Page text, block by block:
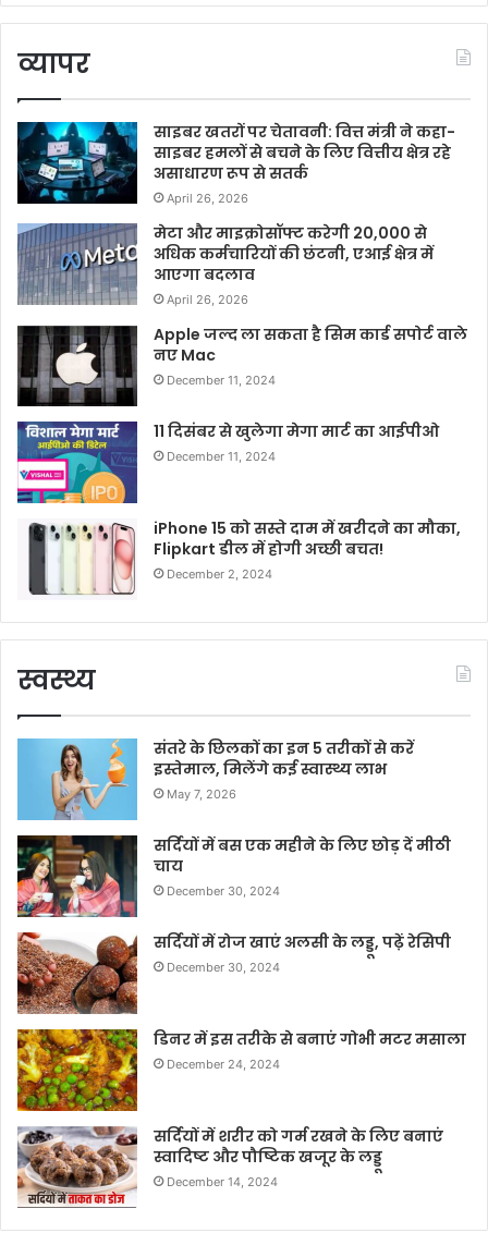
व्यापर
साइबर खतरों पर चेतावनी: वित्त मंत्री ने कहा-
साइबर हमलों से बचने के लिए वित्तीय क्षेत्र रहे
असाधारण रूप से सतर्क
April 26, 2026
मेटा और माइक्रोसॉफ्ट करेगी 20,000 से
अधिक कर्मचारियों की छंटनी, एआई क्षेत्र में
आएगा बदलाव
April 26, 2026
Apple जल्द ला सकता है सिम कार्ड सपोर्ट वाले
नए Mac
December 11, 2024
11 दिसंबर से खुलेगा मेगा मार्ट का आईपीओ
December 11, 2024
iPhone 15 को सस्ते दाम में खरीदने का मौका,
Flipkart डील में होगी अच्छी बचत!
December 2, 2024
स्वस्थ्य
संतरे के छिलकों का इन 5 तरीकों से करें
इस्तेमाल, मिलेंगे कई स्वास्थ्य लाभ
May 7, 2026
सर्दियों में बस एक महीने के लिए छोड़ दें मीठी
चाय
December 30, 2024
सर्दियों में रोज खाएं अलसी के लड्डू, पढ़ें रेसिपी
December 30, 2024
डिनर में इस तरीके से बनाएं गोभी मटर मसाला
December 24, 2024
सर्दियों में शरीर को गर्म रखने के लिए बनाएं
स्वादिष्ट और पौष्टिक खजूर के लड्डू
December 14, 2024